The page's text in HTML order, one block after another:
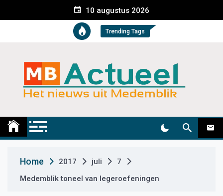
e
t
10 augustus 2026
Trending Tags
Medemblik Actueel
Home 2017 juli
7
Medemblik toneel van legeroefeningen